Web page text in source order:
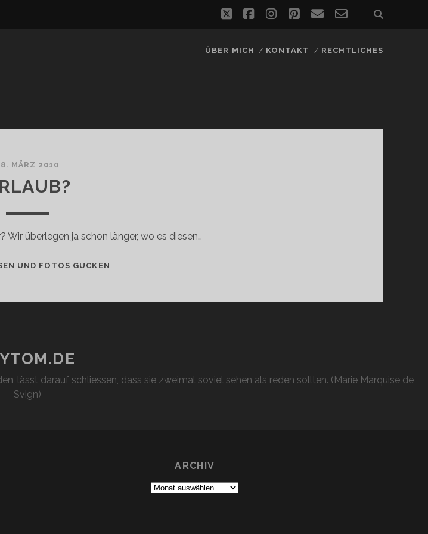
twitterfacebookinstagram
pinterest
emailemail-
ÜBER MICH KONTAKT RECHTLICHES
MÄRZ 2010
Wir überlegen ja schon länger, wo es diesen…
UND FOTOS GUCKEN
lässt darauf schliessen, dass sie zweimal soviel sehen als reden sollten. (Marie Marquise de
Svign)
ARCHIV
Archiv